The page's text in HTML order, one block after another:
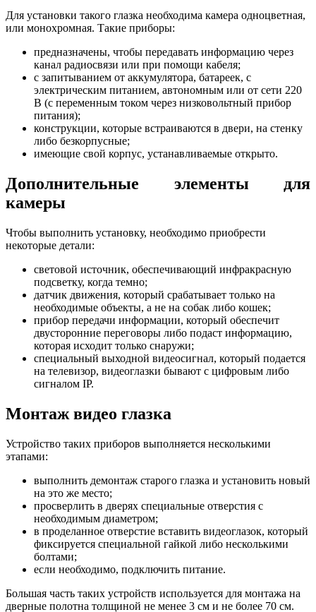
Для установки такого глазка необходима камера одноцветная,
или монохромная. Такие приборы:
предназначены, чтобы передавать информацию через
канал радиосвязи или при помощи кабеля;
с запитыванием от аккумулятора, батареек, с
электрическим питанием, автономным или от сети 220
В (с переменным током через низковольтный прибор
питания);
конструкции, которые встраиваются в двери, на стенку
либо безкорпусные;
имеющие свой корпус, устанавливаемые открыто.
Дополнительные элементы для
камеры
Чтобы выполнить установку, необходимо приобрести
некоторые детали:
световой источник, обеспечивающий инфракрасную
подсветку, когда темно;
датчик движения, который срабатывает только на
необходимые объекты, а не на собак либо кошек;
прибор передачи информации, который обеспечит
двусторонние переговоры либо подаст информацию,
которая исходит только снаружи;
специальный выходной видеосигнал, который подается
на телевизор, видеоглазки бывают с цифровым либо
сигналом IP.
Монтаж видео глазка
Устройство таких приборов выполняется несколькими
этапами:
выполнить демонтаж старого глазка и установить новый
на это же место;
просверлить в дверях специальные отверстия с
необходимым диаметром;
в проделанное отверстие вставить видеоглазок, который
фиксируется специальной гайкой либо несколькими
болтами;
если необходимо, подключить питание.
Большая часть таких устройств используется для монтажа на
дверные полотна толщиной не менее 3 см и не более 70 см.